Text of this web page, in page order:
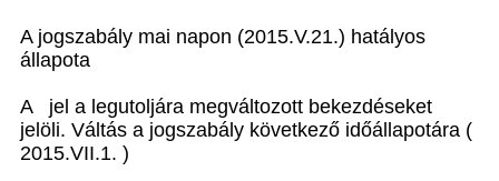
A jogszabály mai napon (2015.V.21.) hatályos
állapota
A jel a legutoljára megváltozott bekezdéseket
jelöli. Váltás a jogszabály következő időállapotára (
2015.VII.1. )